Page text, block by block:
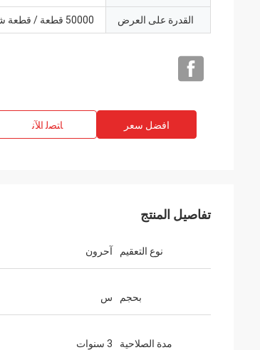
القدرة على العرض 50000 قطعة / قطعة شهريا
افضل سعر ﺎﺘﺼﻟ ﺍﻶﻧ
تفاصيل المنتج
نوع التعقيم آحرون
بحجم س
مدة الصلاحية 3 سنوات